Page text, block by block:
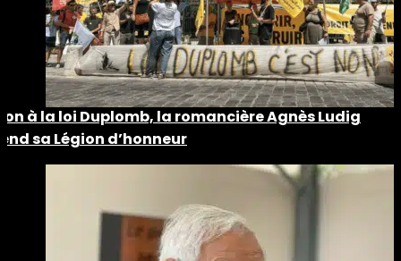
à la loi Duplomb, la romancière Agnès Ludig
sa Légion d’honneur